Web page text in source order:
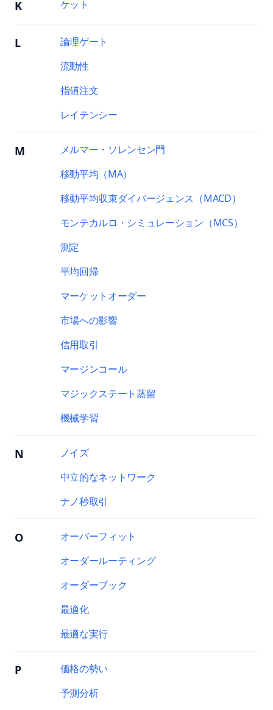
K ケット
L
論理ゲート
流動性
指値注文
レイテンシー
M
メルマー・ソレンセン門
移動平均（MA）
移動平均収束ダイバージェンス（MACD）
モンテカルロ・シミュレーション（MCS）
測定
平均回帰
マーケットオーダー
市場への影響
信用取引
マージンコール
マジックステート蒸留
機械学習
N
ノイズ
中立的なネットワーク
ナノ秒取引
O
オーバーフィット
オーダールーティング
オーダーブック
最適化
最適な実行
P
価格の勢い
予測分析